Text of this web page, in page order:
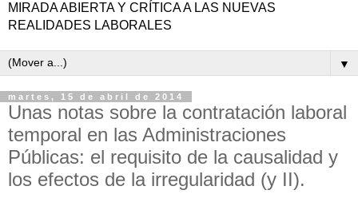
MIRADA ABIERTA Y CRÍTICA A LAS NUEVAS
REALIDADES LABORALES
▼
martes, 15 de abril de 2014
Unas notas sobre la contratación laboral
temporal en las Administraciones
Públicas: el requisito de la causalidad y
los efectos de la irregularidad (y II).